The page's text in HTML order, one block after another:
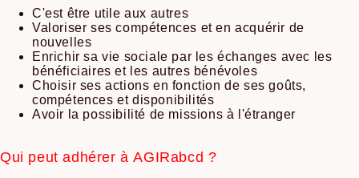
​C'est être utile aux autres
Valoriser ses compétences et en acquérir de
nouvelles
Enrichir sa vie sociale par les échanges avec les
bénéficiaires et les autres bénévoles
Choisir ses actions en fonction de ses goûts,
compétences et disponibilités
Avoir la possibilité de missions à l'étranger
Qui peut adhérer à AGIRabcd ?